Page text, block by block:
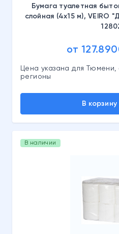
Бумага туалетная
слойная (4х15 м), VEIRO
от
Цена указана для Тюмени,
регионы
В корзину
В наличии